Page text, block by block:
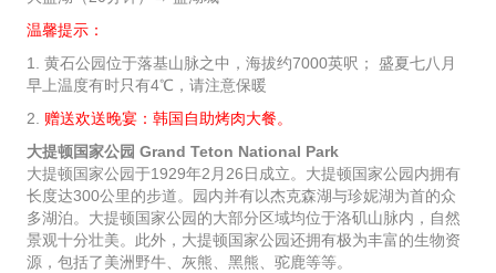
温馨提示：
1. 黄石公园位于落基山脉之中，海拔约7000英呎； 盛夏七八月
早上温度有时只有4℃，请注意保暖
2. 赠送欢送晚宴：韩国自助烤肉大餐。
大提顿国家公园 Grand Teton National Park
大提顿国家公园于1929年2月26日成立。大提顿国家公园内拥有
长度达300公里的步道。园内并有以杰克森湖与珍妮湖为首的众
多湖泊。大提顿国家公园的大部分区域均位于洛矶山脉内，自然
景观十分壮美。此外，大提顿国家公园还拥有极为丰富的生物资
源，包括了美洲野牛、灰熊、黑熊、驼鹿等等。